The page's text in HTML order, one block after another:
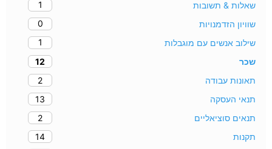
שאלות & תשובות
1
שוויון הזדמנויות
0
שילוב אנשים עם מוגבלות
1
שכר
12
תאונות עבודה
2
תנאי העסקה
13
תנאים סוציאליים
2
תקנות
14